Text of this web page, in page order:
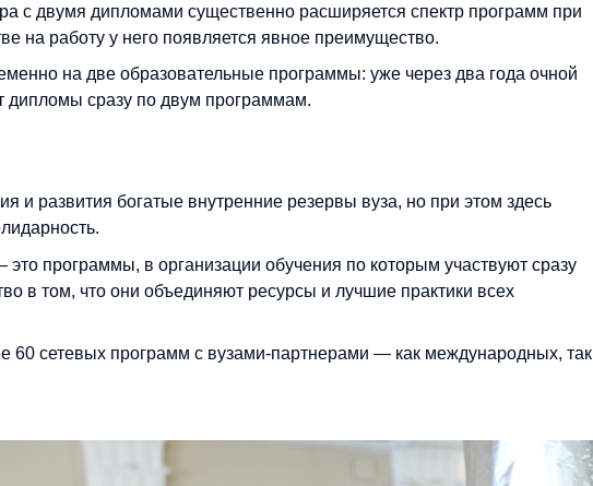
с двумя дипломами существенно расширяется спектр программ при
на работу у него появляется явное преимущество.
на две образовательные программы: уже через два года очной
дипломы сразу по двум программам.
и развития богатые внутренние резервы вуза, но при этом здесь
программы, в организации обучения по которым участвуют сразу
в том, что они объединяют ресурсы и лучшие практики всех
60 сетевых программ с вузами-партнерами — как международных, так